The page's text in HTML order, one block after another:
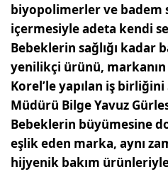
biyopolimerler ve badem
içermesiyle adeta kendi
Bebeklerin sağlığı kadar
yenilikçi ürünü,
Korel’le yapılan iş
Müdürü Bilge Yavuz
Bebeklerin büyümesine
eşlik eden marka, aynı
hijyenik bakım